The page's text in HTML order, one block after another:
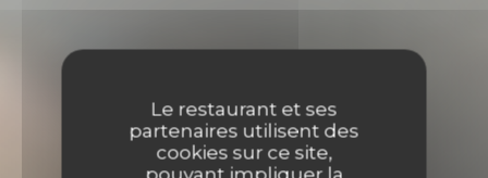
Le restaurant et ses
partenaires utilisent des
cookies sur ce site,